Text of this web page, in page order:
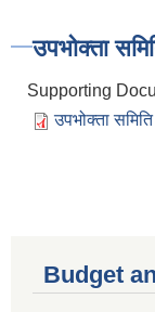
उ‍पभोक्ता
Supporting
उपभोक्ता
Budget